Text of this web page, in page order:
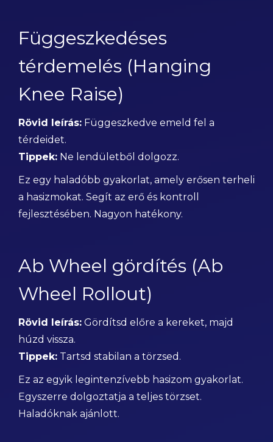
Függeszkedéses
térdemelés (Hanging
Knee Raise)
Rövid leírás: Függeszkedve emeld fel a
térdeidet.
Tippek: Ne lendületből dolgozz.
Ez egy haladóbb gyakorlat, amely erősen terheli
a hasizmokat. Segít az erő és kontroll
fejlesztésében. Nagyon hatékony.
Ab Wheel gördítés (Ab
Wheel Rollout)
Rövid leírás: Gördítsd előre a kereket, majd
húzd vissza.
Tippek: Tartsd stabilan a törzsed.
Ez az egyik legintenzívebb hasizom gyakorlat.
Egyszerre dolgoztatja a teljes törzset.
Haladóknak ajánlott.